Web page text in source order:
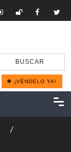
BUSCAR
¡VÉNDELO YA!